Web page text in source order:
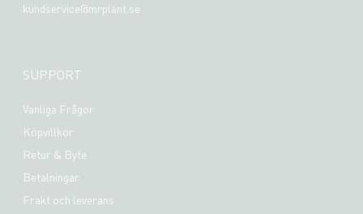
kundservice@mrplant.se
SUPPORT
Vanliga Frågor
Köpvillkor
Retur & Byte
Betalningar
Frakt och leverans